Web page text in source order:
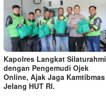
Kapolres Langkat Silaturahmi
dengan Pengemudi Ojek
Online, Ajak Jaga Kamtibmas
Jelang HUT RI.